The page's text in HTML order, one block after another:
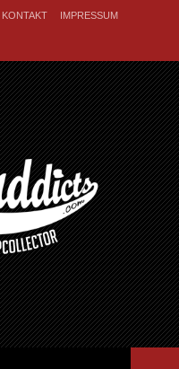
KONTAKT IMPRESSUM